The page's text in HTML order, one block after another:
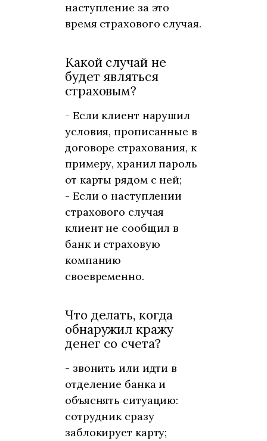
наступление за это
время страхового случая.
Какой случай не
будет являться
страховым?
- Если клиент нарушил
условия, прописанные в
договоре страхования, к
примеру, хранил пароль
от карты рядом с ней;
- Если о наступлении
страхового случая
клиент не сообщил в
банк и страховую
компанию
своевременно.
Что делать, когда
обнаружил кражу
денег со счета?
- звонить или идти в
отделение банка и
объяснять ситуацию:
сотрудник сразу
заблокирует карту;